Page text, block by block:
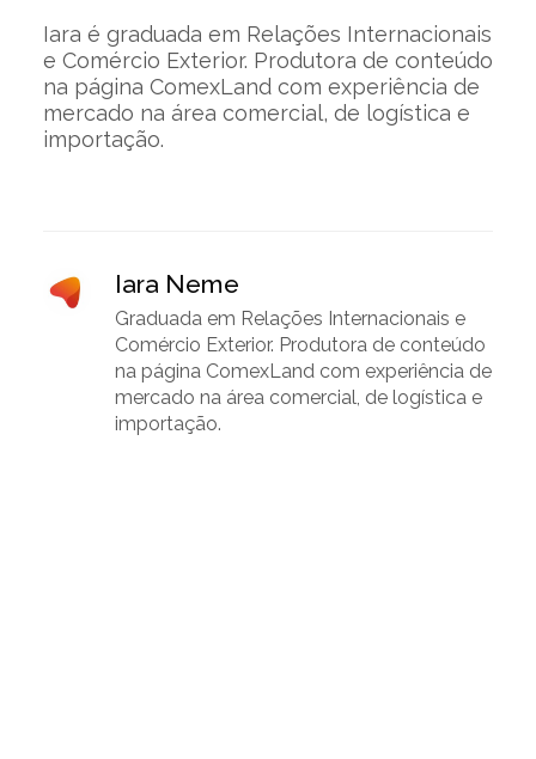
Iara é graduada em Relações Internacionais
e Comércio Exterior. Produtora de conteúdo
na página ComexLand com experiência de
mercado na área comercial, de logística e
importação.
Iara Neme
Graduada em Relações Internacionais e
Comércio Exterior. Produtora de conteúdo
na página ComexLand com experiência de
mercado na área comercial, de logística e
importação.